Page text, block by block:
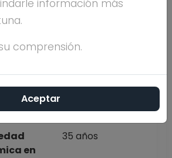
GONZALEZ
en
35 años
información más
comprensión.
Aceptar